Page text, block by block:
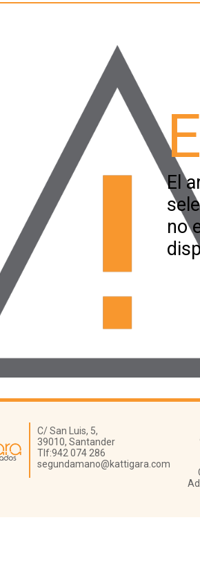
El
no
C/ San Luis, 5,
39010, Santander
Tlf:942 074 286
segundamano@kattigara.com